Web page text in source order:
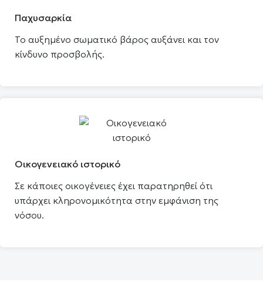
Παχυσαρκία
Το αυξημένο σωματικό βάρος αυξάνει και τον
κίνδυνο προσβολής.
Οικογενειακό ιστορικό
Σε κάποιες οικογένειες έχει παρατηρηθεί ότι
υπάρχει κληρονομικότητα στην εμφάνιση της
νόσου.